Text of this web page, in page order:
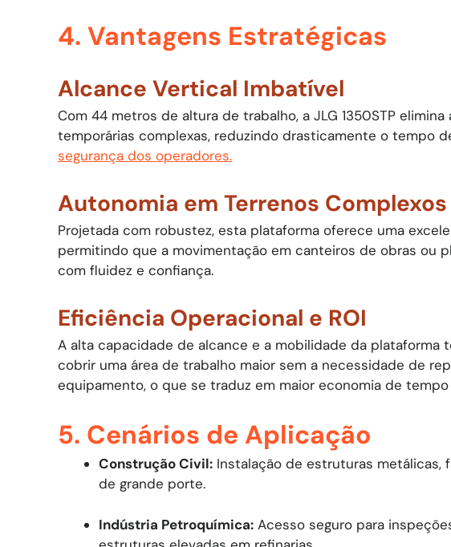
4. Vantagens Estratégicas
Alcance Vertical Imbatível
Com 44 metros de altura de trabalho, a JLG 1350STP
temporárias complexas, reduzindo drasticamente o tempo
segurança dos operadores.
Autonomia em Terrenos Complexos
Projetada com robustez, esta plataforma oferece uma
permitindo que a movimentação em canteiros de obras ou
com fluidez e confiança.
Eficiência Operacional e ROI
A alta capacidade de alcance e a mobilidade da plataforma
cobrir uma área de trabalho maior sem a necessidade de
equipamento, o que se traduz em maior economia de
5. Cenários de Aplicação
Construção Civil: Instalação de estruturas metálicas,
de grande porte.
Indústria Petroquímica: Acesso seguro para